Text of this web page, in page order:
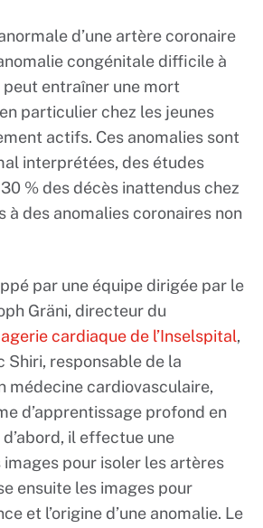
d’une artère coronaire
congénitale difficile à
entraîner une mort
particulier chez les jeunes
actifs. Ces anomalies sont
interprétées, des études
% des décès inattendus chez
à des anomalies coronaires non
par une équipe dirigée par le
Gräni, directeur du
cardiaque de l’Inselspital,
Shiri, responsable de la
médecine cardiovasculaire,
d’apprentissage profond en
il effectue une
pour isoler les artères
ensuite les images pour
et l’origine d’une anomalie. Le